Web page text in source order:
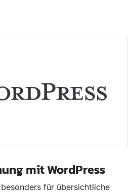
mit WordPress
für übersichtliche